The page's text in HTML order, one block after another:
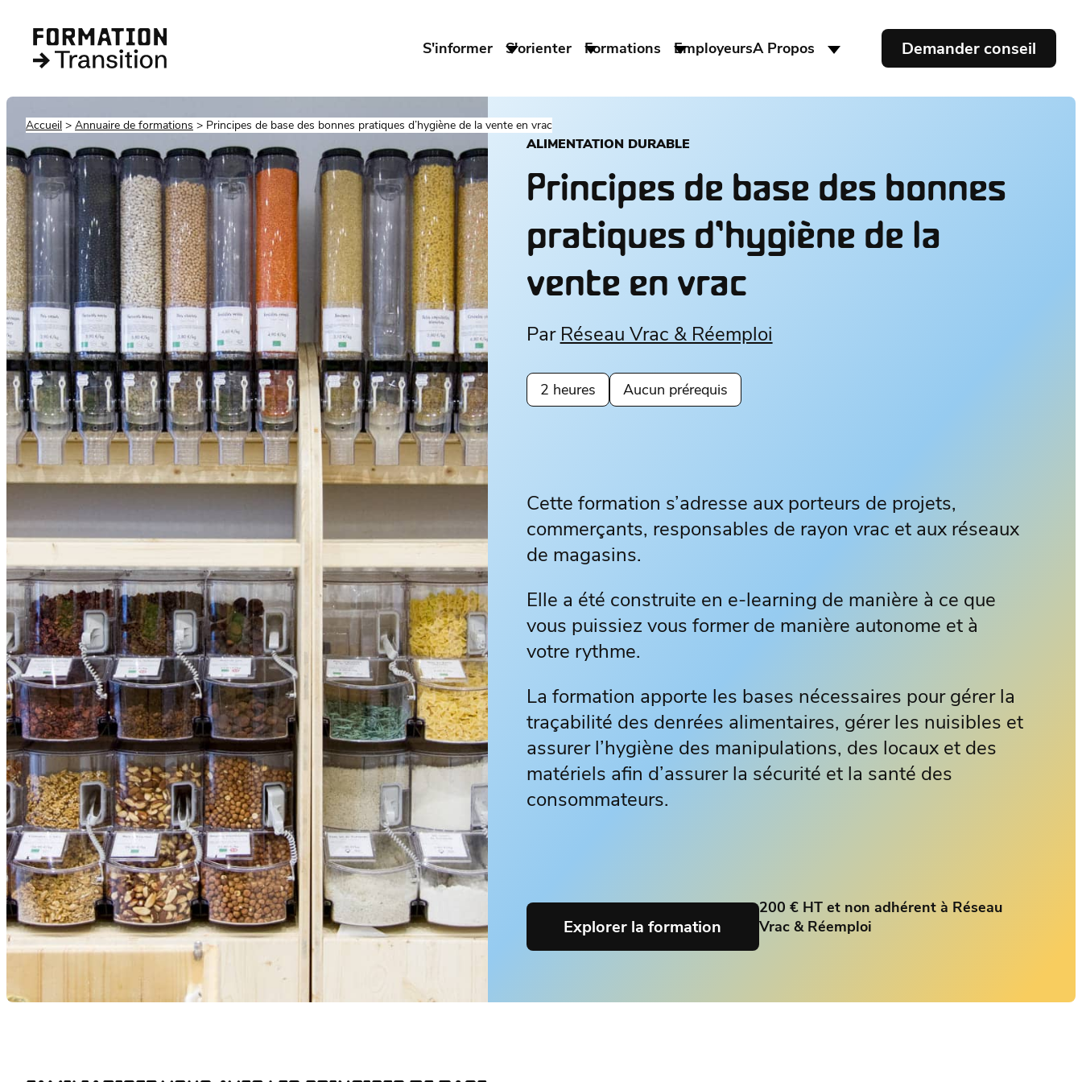
S'informer S'orienter Formations EmployeursA Propos Demander conseil
Accueil Annuaire de formations Principes de base des bonnes pratiques d’hygiène de la vente en vrac
ALIMENTATION DURABLE
Principes de base des bonnes
pratiques d’hygiène de la
vente en vrac
Par Réseau Vrac & Réemploi
2 heures Aucun prérequis
Cette formation s’adresse aux porteurs de projets,
commerçants, responsables de rayon vrac et aux réseaux
de magasins.
Elle a été construite en e-learning de manière à ce que
vous puissiez vous former de manière autonome et à
votre rythme.
La formation apporte les bases nécessaires pour gérer la
traçabilité des denrées alimentaires, gérer les nuisibles et
assurer l’hygiène des manipulations, des locaux et des
matériels afin d’assurer la sécurité et la santé des
consommateurs.
200 € HT et non adhérent à Réseau
Vrac & Réemploi
Explorer la formation